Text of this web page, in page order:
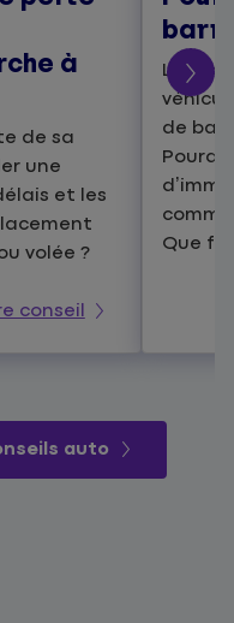
à
de sa
une
et les
volée ?
conseil
Lors
de
Que
auto